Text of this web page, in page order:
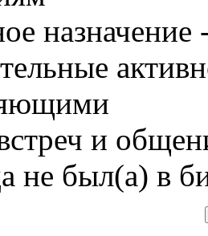
назначение
и
не был(а) в